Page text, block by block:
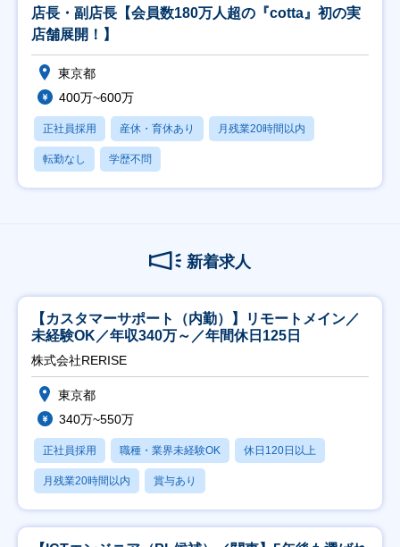
店長・副店長【会員数180万人超の『cotta』初の実
店舗展開！】
東京都
400万~600万
正社員採用 産休・育休あり 月残業20時間以内
転勤なし 学歴不問
新着求人
【カスタマーサポート（内勤）】リモートメイン／
未経験OK／年収340万～／年間休日125日
株式会社RERISE
東京都
340万~550万
正社員採用 職種・業界未経験OK 休日120日以上
月残業20時間以内 賞与あり